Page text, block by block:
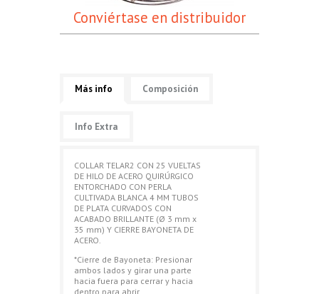
Conviértase en distribuidor
Más info Composición
Info Extra
COLLAR TELAR2 CON 25 VUELTAS
DE HILO DE ACERO QUIRÚRGICO
ENTORCHADO CON PERLA
CULTIVADA BLANCA 4 MM TUBOS
DE PLATA CURVADOS CON
ACABADO BRILLANTE (Ø 3 mm x
35 mm) Y CIERRE BAYONETA DE
ACERO.
*Cierre de Bayoneta: Presionar
ambos lados y girar una parte
hacia fuera para cerrar y hacia
dentro para abrir.